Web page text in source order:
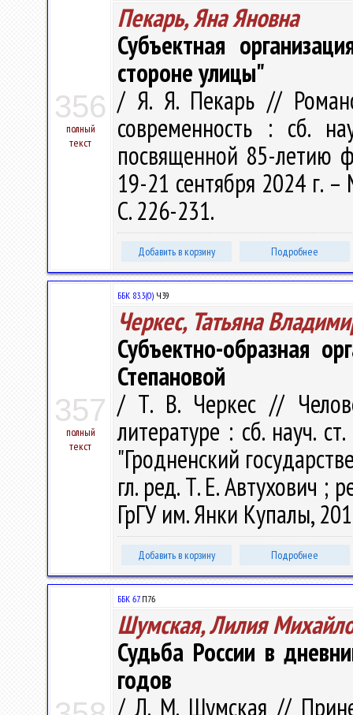
356
полный
текст
Пекарь, Яна Яновна
Субъектная
стороне улицы"
/ Я. Я. Пекарь //
современность : сб.
посвященной 85-летию
19-21 сентября 2024 г.
С. 226-231.
Добавить в корзину Подробнее
357
полный
текст
ББК 83.3(0) Ч39
Черкес, Татьяна
Субъектно-образная
Степановой
/ Т. В. Черкес //
литературе : сб. науч.
"Гродненский
гл. ред. Т. Е. Автухович ;
ГрГУ им. Янки Купалы,
Добавить в корзину Подробнее
ББК 67.П76
Шумская, Лилия
Судьба России в
годов
/ Л. М. Шумская //